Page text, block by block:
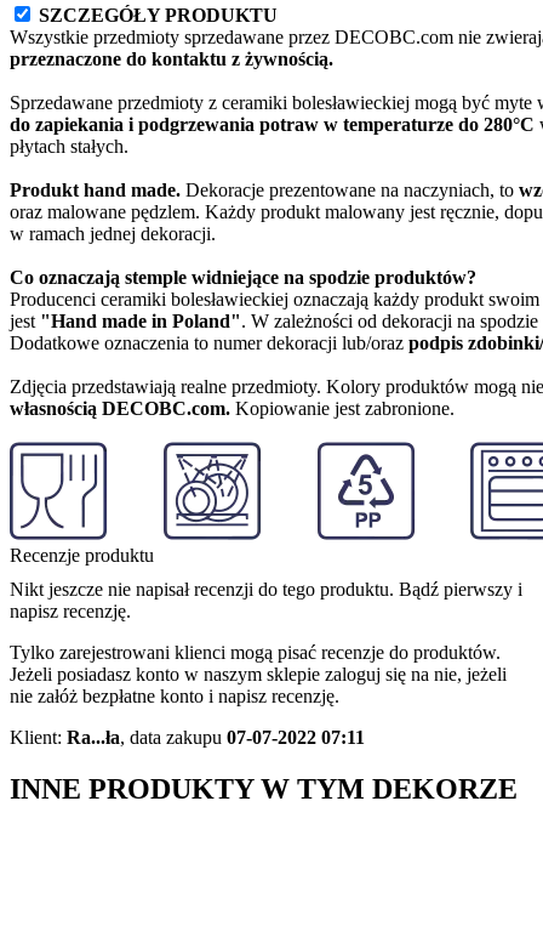
SZCZEGÓŁY PRODUKTU
Wszystkie przedmioty sprzedawane przez DECOBC.com nie
przeznaczone do kontaktu z żywnością.
Sprzedawane przedmioty z ceramiki bolesławieckiej mogą być
do zapiekania i podgrzewania potraw w temperaturze do 280°C
płytach stałych.
Produkt hand made. Dekoracje prezentowane na naczyniach, to
oraz malowane pędzlem. Każdy produkt malowany jest ręcznie,
w ramach jednej dekoracji.
Co oznaczają stemple widniejące na spodzie produktów?
Producenci ceramiki bolesławieckiej oznaczają każdy produkt swoim
jest "Hand made in Poland". W zależności od dekoracji na
Dodatkowe oznaczenia to numer dekoracji lub/oraz podpis
Zdjęcia przedstawiają realne przedmioty. Kolory produktów mogą
własnością DECOBC.com. Kopiowanie jest zabronione.
Recenzje produktu
Nikt jeszcze nie napisał recenzji do tego produktu. Bądź pierwszy i
napisz recenzję.
Tylko zarejestrowani klienci mogą pisać recenzje do produktów.
Jeżeli posiadasz konto w naszym sklepie zaloguj się na nie, jeżeli
nie załóż bezpłatne konto i napisz recenzję.
Klient: Ra...ła, data zakupu 07-07-2022 07:11
INNE PRODUKTY W TYM DEKORZE